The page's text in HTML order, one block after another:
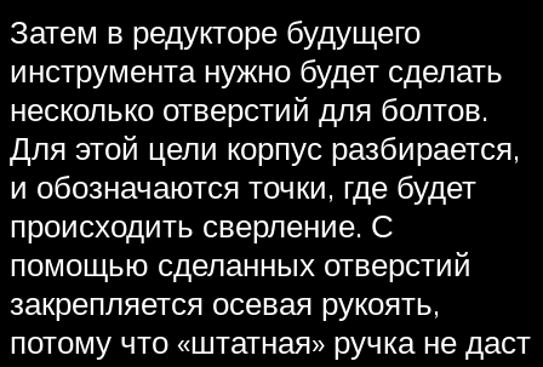
Затем в редукторе будущего
инструмента нужно будет сделать
несколько отверстий для болтов.
Для этой цели корпус разбирается,
и обозначаются точки, где будет
происходить сверление. С
помощью сделанных отверстий
закрепляется осевая рукоять,
потому что «штатная» ручка не даст